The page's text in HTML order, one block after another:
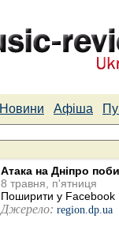
Новини Афіша
Атака на Дніпро
8 травня, п'ятниця
Поширити у Facebook
Джерело: region.dp.ua